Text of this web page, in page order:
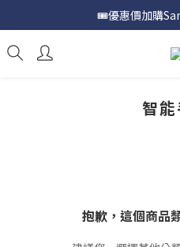
📍購買
🎟️優惠價加購
📍購買
智
抱歉，這個商品